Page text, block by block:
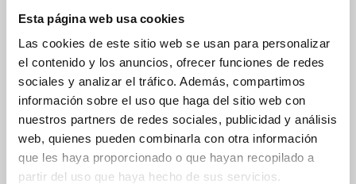
Esta página web usa cookies
Las cookies de este sitio web se usan para personalizar
el contenido y los anuncios, ofrecer funciones de redes
sociales y analizar el tráfico. Además, compartimos
información sobre el uso que haga del sitio web con
nuestros partners de redes sociales, publicidad y análisis
web, quienes pueden combinarla con otra información
que les haya proporcionado o que hayan recopilado a
partir del uso que haya hecho de sus servicios.